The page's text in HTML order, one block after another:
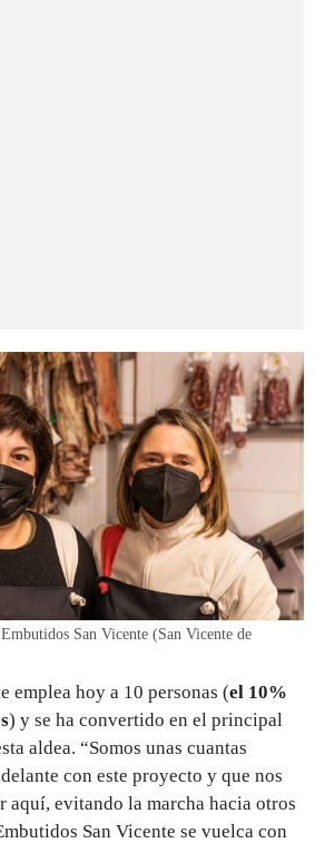
San Vicente (San Vicente de
emplea hoy a 10 personas (el 10%
) y se ha convertido en el principal
aldea. “Somos unas cuantas
con este proyecto y que nos
aquí, evitando la marcha hacia otros
San Vicente se vuelca con